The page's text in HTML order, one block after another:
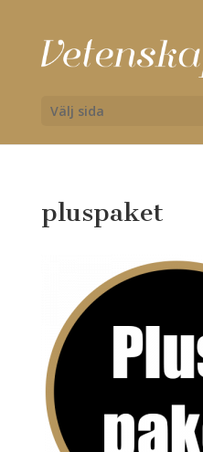
Välj sida
pluspaket